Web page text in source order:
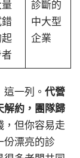
診斷的
中大型
企業
一列。 代營
解約，團隊歸
，但你容易走
份漂亮的診